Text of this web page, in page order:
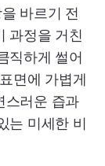
바르기 전
과정을 거친
직하게 썰어
면에 가볍게
스러운 즙과
는 미세한 비